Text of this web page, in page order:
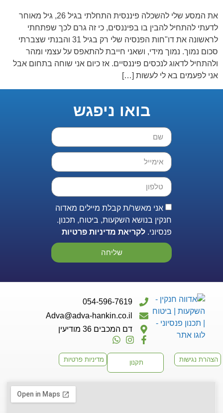
את המסע שלי להשכלה פיננסית התחלתי בגיל 26, גיל מאוחר
לדעתי להתחיל להבין בו בפיננסים, כי זה גרם לכך שפתחתי
לראשונה את דו"חות הפנסיה שלי רק בגיל 31 והבנתי שצברתי
סכום נמוך. נמוך מידי, ושאני חייבת להתאפס על עצמי ומהר
ולהתחיל לדאוג לנכסים פיננסיים. אז כיום אני שוחה בתחום אבל
אני לפעמים בא לי לעשות […]
בואו ניפגש
אני מאשר/ת קבלת מיילים מאדוה
חנקין בנושא השקעות, ביטוח, תכנון.
פנסיוני.לקריאת מדיניות פרטיות
שליחה
054-596-7619
Adva@adva-hankin.co.il
דם המכבים 36 מודיעין
הצהרת נגישות תקנון מדיניות פרטיות